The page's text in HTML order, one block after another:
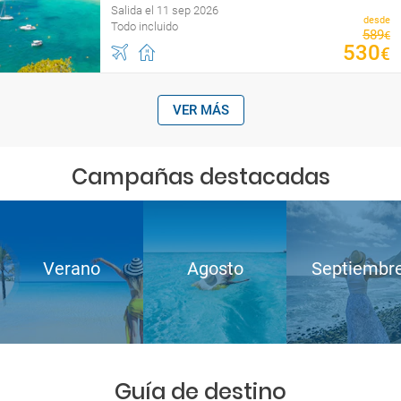
Salida el 11 sep 2026
Todo incluido
desde
589€
530€
VER MÁS
Campañas destacadas
Verano Agosto
Guía de destino